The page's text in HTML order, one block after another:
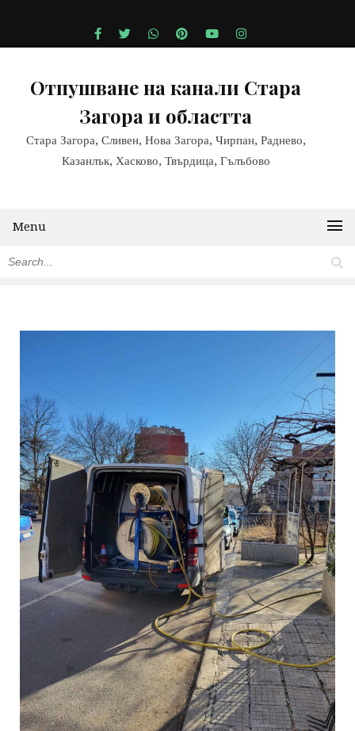
Отпушване на канали Стара
Загора и областта
Стара Загора, Сливен, Нова Загора, Чирпан, Раднево,
Казанлък, Хасково, Твърдица, Гълъбово
Menu